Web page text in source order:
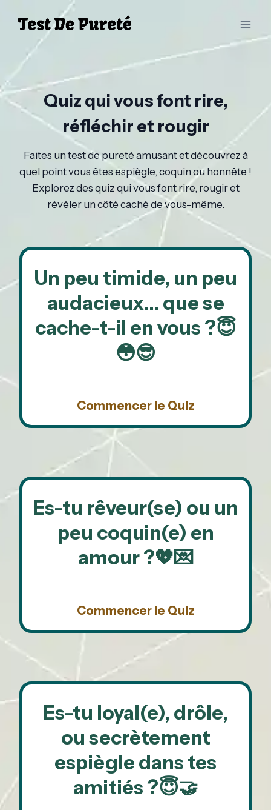
contenu
Quiz qui vous font rire,
réfléchir et rougir
Faites un test de pureté amusant et découvrez à
quel point vous êtes espiègle, coquin ou honnête !
Explorez des quiz qui vous font rire, rougir et
révéler un côté caché de vous-même.
Un peu timide, un peu
audacieux… que se
cache-t-il en vous ?😇
😳😎
Commencer le Quiz
Es-tu rêveur(se) ou un
peu coquin(e) en
amour ?💖💌
Commencer le Quiz
Es-tu loyal(e), drôle,
ou secrètement
espiègle dans tes
amitiés ?😇🤝